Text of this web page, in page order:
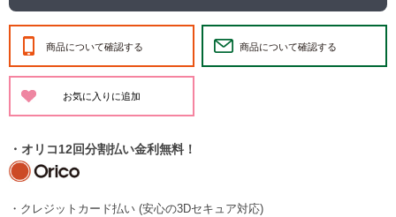
商品について確認する 商品について確認する
・オリコ12回分割払い金利無料！
・クレジットカード払い (安心の3Dセキュア対応)